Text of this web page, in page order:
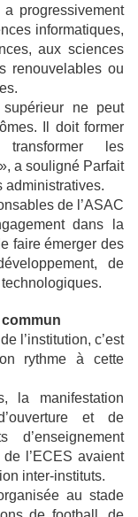
progressivement
informatiques,
aux sciences
renouvelables ou
supérieur ne peut
Il doit former
les
a souligné Parfait
administratives.
de l’ASAC
dans la
faire émerger des
de
technologiques.
l’institution, c’est
rythme à cette
la manifestation
et de
d’enseignement
l’ECES avaient
inter-instituts.
au stade